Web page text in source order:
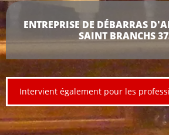
ENTREPRISE DE DÉBARRAS
SAINT BRANCHS
Intervient également pour les